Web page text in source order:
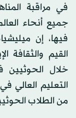
في مراقبة
جميع أنحاء
فيها، إن
القيم والثقافة
خلال الحوثيين
التعليم العالي
من الطلاب